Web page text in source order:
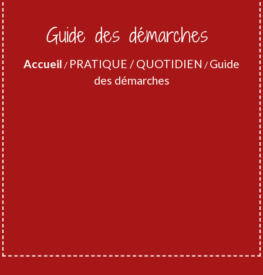
Guide des démarches
Accueil / PRATIQUE / QUOTIDIEN / Guide
des démarches